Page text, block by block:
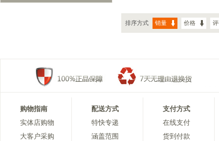
排序方式 销量 价格
购物指南
实体店购物
大客户采购
配送方式
特快专递
涵盖范围
支付方式
在线支付
货到付款